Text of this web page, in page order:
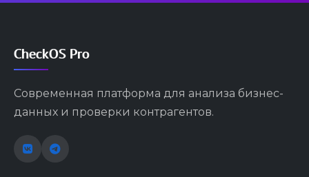
CheckOS Pro
Современная платформа для анализа бизнес-
данных и проверки контрагентов.